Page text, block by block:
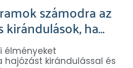
számodra az
ha…
élményeket
hajózást kirándulással és